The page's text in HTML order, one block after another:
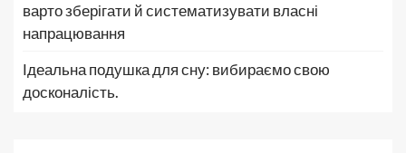
варто зберігати й систематизувати власні
напрацювання
Ідеальна подушка для сну: вибираємо свою
досконалість.